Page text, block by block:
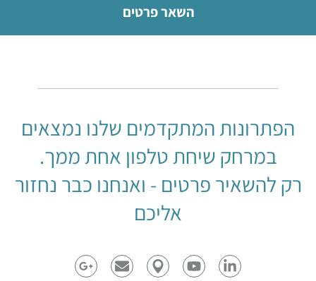
השאר פרטים
הפתרונות המתקדמים שלנו נמצאים
במרחק שיחת טלפון אחת ממך.
רק להשאיר פרטים - ואנחנו כבר נחזור
אליכם